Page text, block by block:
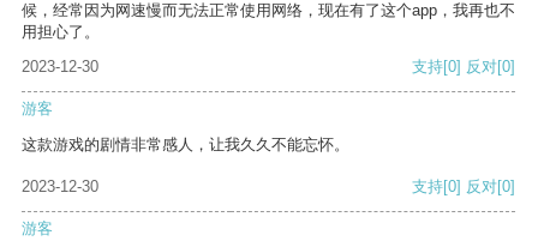
候，经常因为网速慢而无法正常使用网络，现在有了这个app，我再也不
用担心了。
2023-12-30
支持[0] 反对[0]
游客
这款游戏的剧情非常感人，让我久久不能忘怀。
2023-12-30 支持[0] 反对[0]
游客